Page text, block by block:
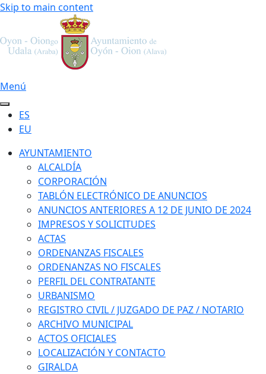
Skip to main content
Menú
ES
EU
AYUNTAMIENTO
ALCALDÍA
CORPORACIÓN
TABLÓN ELECTRÓNICO DE ANUNCIOS
ANUNCIOS ANTERIORES A 12 DE JUNIO DE 2024
IMPRESOS Y SOLICITUDES
ACTAS
ORDENANZAS FISCALES
ORDENANZAS NO FISCALES
PERFIL DEL CONTRATANTE
URBANISMO
REGISTRO CIVIL / JUZGADO DE PAZ / NOTARIO
ARCHIVO MUNICIPAL
ACTOS OFICIALES
LOCALIZACIÓN Y CONTACTO
GIRALDA